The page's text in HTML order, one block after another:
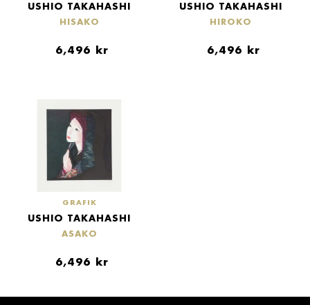
USHIO TAKAHASHI
HISAKO
6,496 kr
USHIO TAKAHASHI
HIROKO
6,496 kr
GRAFIK
USHIO TAKAHASHI
ASAKO
6,496 kr